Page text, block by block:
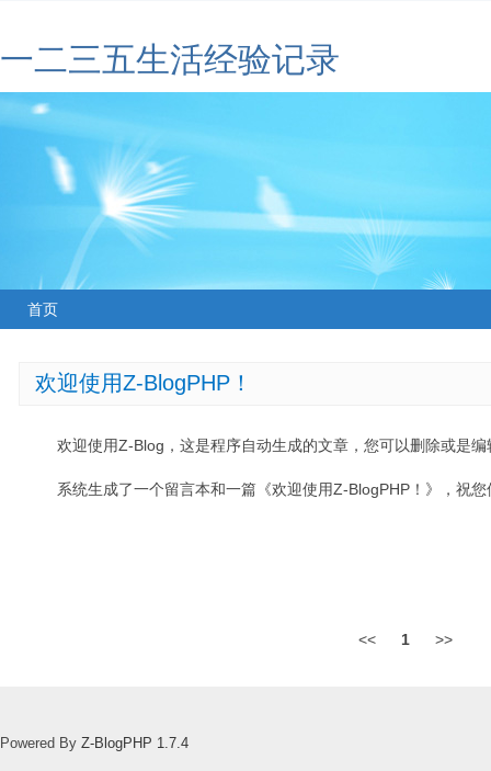
一二三五生活经验记录
首页
欢迎使用Z-BlogPHP！
欢迎使用Z-Blog，这是程序自动生成的文章，您可以删除或是编
系统生成了一个留言本和一篇《欢迎使用Z-BlogPHP！》，祝
<< 1 >>
Powered By Z-BlogPHP 1.7.4